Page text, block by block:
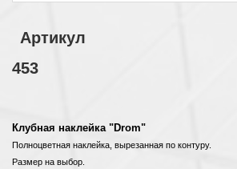
Артикул
453
Клубная наклейка "Drom"
Полноцветная наклейка, вырезанная по контуру.
Размер на выбор.